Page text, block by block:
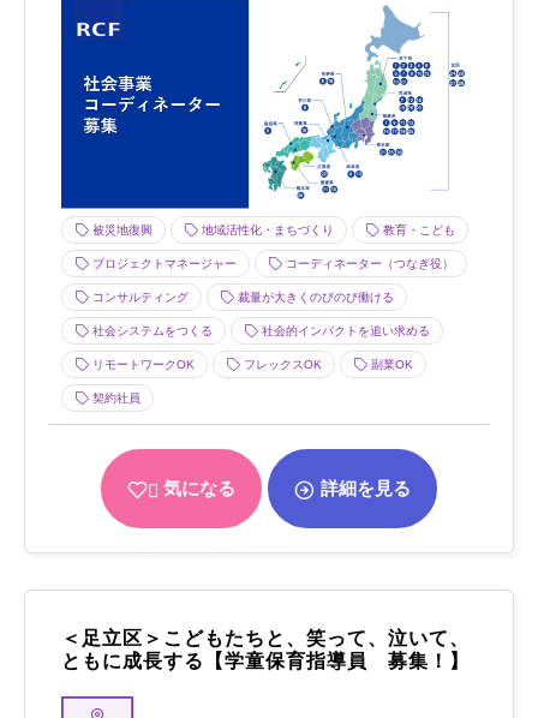
被災地復興 地域活性化・まちづくり 教育・こども
プロジェクトマネージャー コーディネーター（つなぎ役）
コンサルティング 裁量が大きくのびのび働ける
社会システムをつくる 社会的インパクトを追い求める
リモートワークOK フレックスOK 副業OK
契約社員
気になる 詳細を見る
＜足立区＞こどもたちと、笑って、泣いて、
ともに成長する【学童保育指導員 募集！】